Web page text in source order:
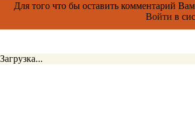
Для того что бы оставить комментарий
Войти в
Загрузка...